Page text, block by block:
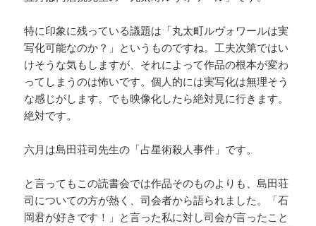
特に印象に残っている議題は「丸太町ルヴォワールは実
写化可能なのか？」というものですね。工夫次第ではい
けそうな気もしますが、それによって作品の根本が変わ
ってしまうのは怖いです。個人的には実写化は無理そう
な感じがします。でも映像化したら絶対見に行きます。
絶対です。
六月は島田荘司先生の「占星術殺人事件」です。
と言ってもこの読書会では作品そのものよりも、島田荘
司についての方が熱く、司会者から語られました。「石
岡君が好きです！」と言った私に対し司会が言ったこと